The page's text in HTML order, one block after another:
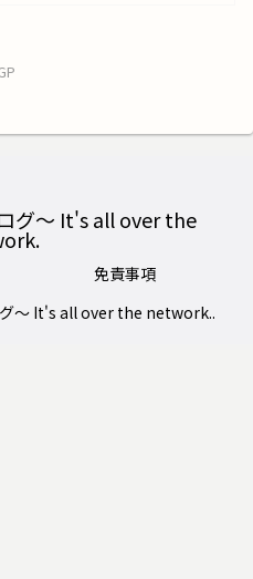
グ〜 It's all over the
免責事項
〜 It's all over the network..